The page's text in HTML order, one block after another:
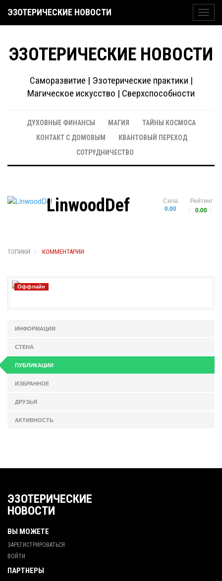
ЭЗОТЕРИЧЕСКИЕ НОВОСТИ
ЭЗОТЕРИЧЕСКИЕ НОВОСТИ
Саморазвитие | Эзотерические практики |
Магическое искусство | Сверхспособности
ДУХОВНЫЕ ФИНАНСЫ МАГИЯ
ТАЙНЫ КОСМОСА
КОНТАКТ С ДОМОВЫМ
КВАНТОВЫЙ ПЕРЕХОД
СОТРУДНИЧЕСТВО
Рейтинг
0.00
Сила
0.00
LinwoodDef
ТОПИКИ КОММЕНТАРИИ
Оффлайн
ИНФОРМАЦИЯ
СТЕНА
ПУБЛИКАЦИИ
ИЗБРАННОЕ
ДРУЗЬЯ
АКТИВНОСТЬ
ЭЗОТЕРИЧЕСКИЕ
НОВОСТИ
ВЫ МОЖЕТЕ
ЗАРЕГИСТРИРОВАТЬСЯ
ВОЙТИ
ПАРТНЕРЫ